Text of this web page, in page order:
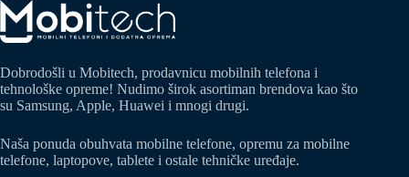
Dobrodošli u Mobitech, prodavnicu mobilnih telefona i
tehnološke opreme! Nudimo širok asortiman brendova kao što
su Samsung, Apple, Huawei i mnogi drugi.
Naša ponuda obuhvata mobilne telefone, opremu za mobilne
telefone, laptopove, tablete i ostale tehničke uređaje.